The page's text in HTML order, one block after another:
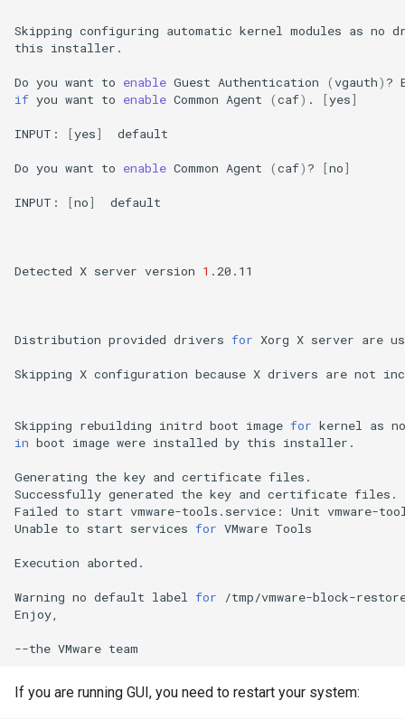
Skipping configuring automatic kernel modules as no
this installer.
Do you want to enable Guest Authentication (vgauth) ?
if you want to enable Common Agent (caf) . [yes]
INPUT: [yes] default
Do you want to enable Common Agent (caf) ? [no]
INPUT: [no] default
Detected X server version 1 .20.11
Distribution provided drivers for Xorg X server are
Skipping X configuration because X drivers are not
Skipping rebuilding initrd boot image for kernel as no
in boot image were installed by this installer.
Generating the key and certificate files.
Successfully generated the key and certificate files.
Failed to start vmware-tools.service: Unit vmware-
Unable to start services for VMware Tools
Execution aborted.
Warning no default label for
/tmp/vmware-block-
Enjoy,
--the VMware
If you are running GUI, you need to restart your system: